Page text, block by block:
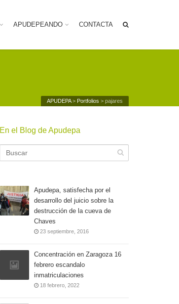
APUDEPEANDO CONTACTA
APUDEPA> Portfolios > pajares
En el Blog de Apudepa
Apudepa, satisfecha por el
desarrollo del juicio sobre la
destrucción de la cueva de
Chaves
23 septiembre, 2016
Concentración en Zaragoza 16
febrero escandalo
inmatriculaciones
18 febrero, 2022